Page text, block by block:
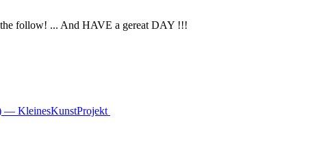
the follow! ... And HAVE a gereat DAY !!!
— KleinesKunstProjekt